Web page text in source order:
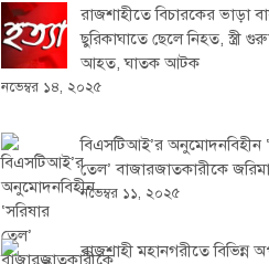
রাজশাহীতে বিচারকের ভাড়া
ছুরিকাঘাতে ছেলে নিহত, স্ত্রী
আহত, ঘাতক আটক
নভেম্বর ১৪, ২০২৫
বিএসটিআই’র অনুমোদনবিহীন
তেল’ বাজারজাতকারীকে
নভেম্বর ১১, ২০২৫
রাজশাহী মহানগরীতে বিভিন্ন